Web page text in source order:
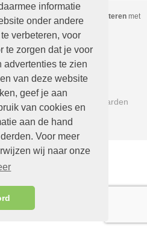
informatie
onder andere
verbeteren, voor
te zorgen dat je voor
advertenties te zien
van deze website
geef je aan
van cookies en
aan de hand
Voor meer
wij naar onze
voorbehouden Gratis adverteren met
Mijn advertenties
Help
Beleidsregels en Voorwaarden